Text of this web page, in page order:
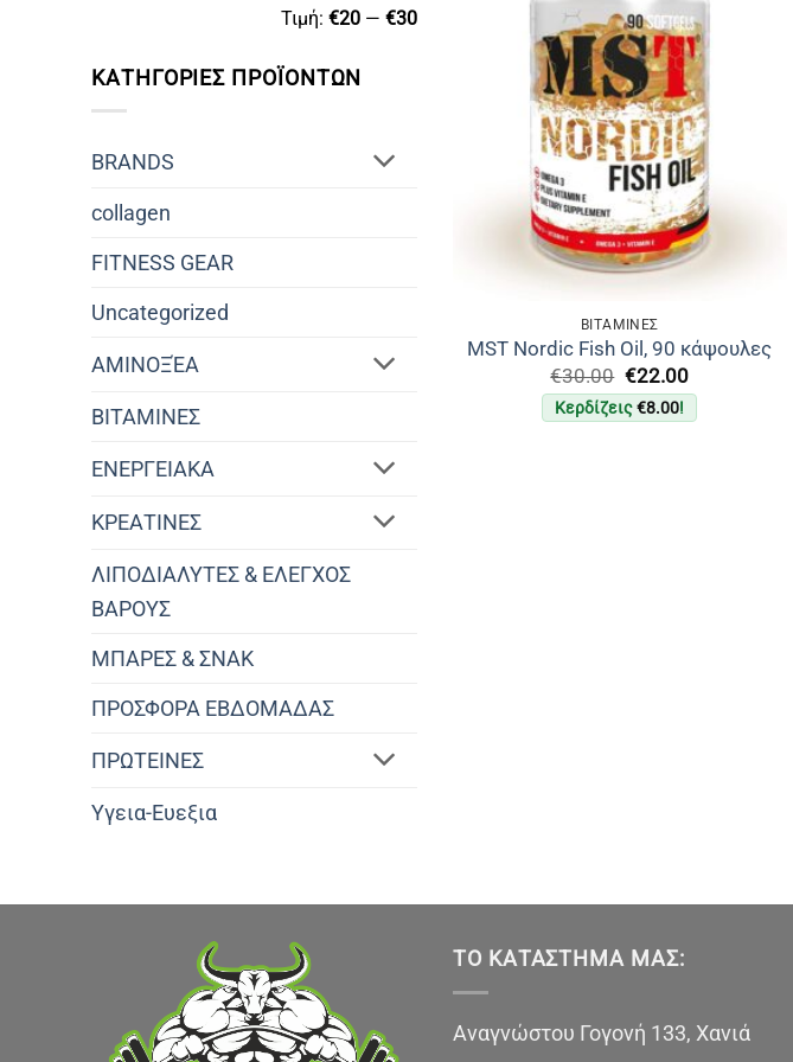
Τιμή: €20 — €30
ΚΑΤΗΓΟΡΙΕΣ ΠΡΟΪΟΝΤΩΝ
BRANDS
collagen
FITNESS GEAR
Uncategorized
ΑΜΙΝΟΞΈΑ
ΒΙΤΑΜΙΝΕΣ
ΕΝΕΡΓΕΙΑΚΑ
ΚΡΕΑΤΙΝΕΣ
ΛΙΠΟΔΙΑΛΥΤΕΣ & ΕΛΕΓΧΟΣ
ΒΑΡΟΥΣ
ΜΠΑΡΕΣ & ΣΝΑΚ
ΠΡΟΣΦΟΡΑ ΕΒΔΟΜΑΔΑΣ
ΠΡΩΤΕΙΝΕΣ
Υγεια-Ευεξια
ΒΙΤΑΜΙΝΕΣ
MST Nordic Fish Oil, 90 κάψουλες
€30.00 Original
price
was:
€22.00Η
τρέχουσα
τιμή
Κερδίζεις€8.00!
ΤΟ ΚΑΤΆΣΤΗΜΑ ΜΑΣ:
Αναγνώστου Γογονή 133, Χανιά